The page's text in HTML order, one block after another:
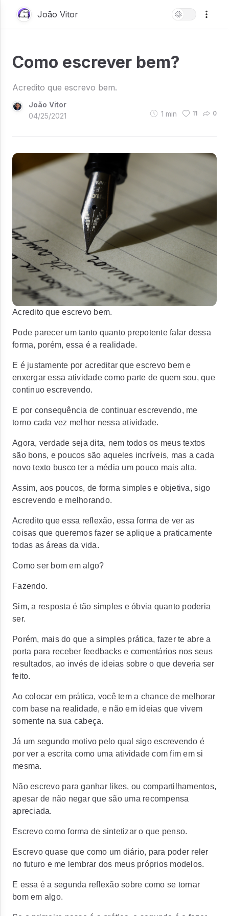
João Vitor
Como escrever bem?
Acredito que escrevo bem.
João Vitor
04/25/2021
1 min 11 0
Acredito que escrevo bem.
Pode parecer um tanto quanto prepotente falar dessa
forma, porém, essa é a realidade.
E é justamente por acreditar que escrevo bem e
enxergar essa atividade como parte de quem sou, que
continuo escrevendo.
E por consequência de continuar escrevendo, me
torno cada vez melhor nessa atividade.
Agora, verdade seja dita, nem todos os meus textos
são bons, e poucos são aqueles incríveis, mas a cada
novo texto busco ter a média um pouco mais alta.
Assim, aos poucos, de forma simples e objetiva, sigo
escrevendo e melhorando.
Acredito que essa reflexão, essa forma de ver as
coisas que queremos fazer se aplique a praticamente
todas as áreas da vida.
Como ser bom em algo?
Fazendo.
Sim, a resposta é tão simples e óbvia quanto poderia
ser.
Porém, mais do que a simples prática, fazer te abre a
porta para receber feedbacks e comentários nos seus
resultados, ao invés de ideias sobre o que deveria ser
feito.
Ao colocar em prática, você tem a chance de melhorar
com base na realidade, e não em ideias que vivem
somente na sua cabeça.
Já um segundo motivo pelo qual sigo escrevendo é
por ver a escrita como uma atividade com fim em si
mesma.
Não escrevo para ganhar likes, ou compartilhamentos,
apesar de não negar que são uma recompensa
apreciada.
Escrevo como forma de sintetizar o que penso.
Escrevo quase que como um diário, para poder reler
no futuro e me lembrar dos meus próprios modelos.
E essa é a segunda reflexão sobre como se tornar
bom em algo.